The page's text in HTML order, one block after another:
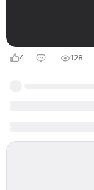
4 128